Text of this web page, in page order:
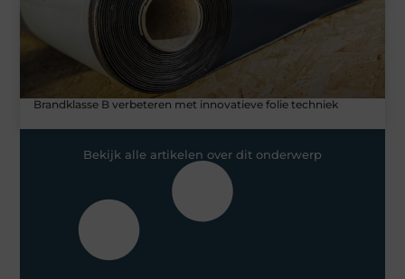
Brandklasse B verbeteren met innovatieve folie techniek
Bekijk alle artikelen over dit onderwerp